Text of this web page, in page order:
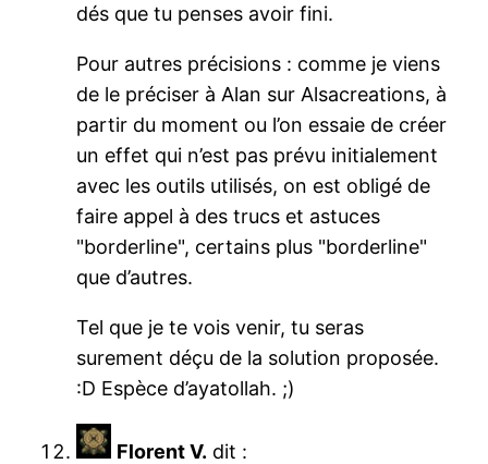
dés que tu penses avoir fini.
Pour autres précisions : comme je viens
de le préciser à Alan sur Alsacreations, à
partir du moment ou l’on essaie de créer
un effet qui n’est pas prévu initialement
avec les outils utilisés, on est obligé de
faire appel à des trucs et astuces
"borderline", certains plus "borderline"
que d’autres.
Tel que je te vois venir, tu seras
surement déçu de la solution proposée.
:D Espèce d’ayatollah. ;)
Florent V. dit :